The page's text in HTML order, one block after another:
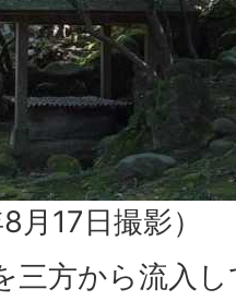
月17日撮影）
三方から流入